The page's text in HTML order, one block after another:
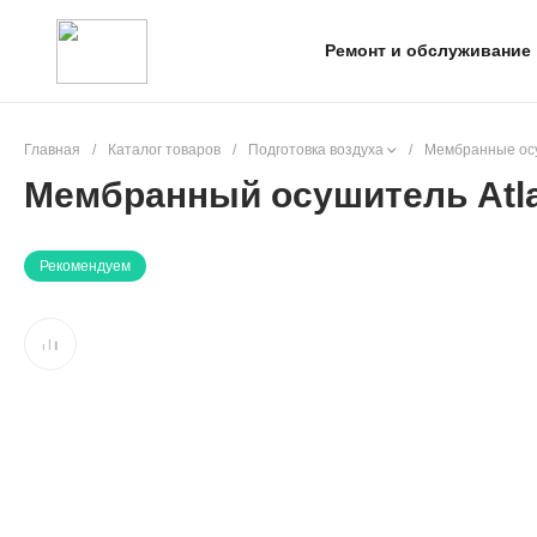
Ремонт и обслуживание
Главная / Каталог товаров / Подготовка воздуха / Мембранные
Мембранный осушитель
Рекомендуем